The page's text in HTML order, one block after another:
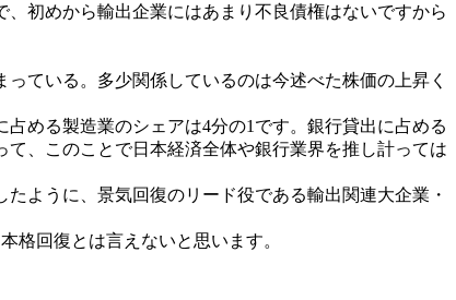
初めから輸出企業にはあまり不良債権はないですから
ている。多少関係しているのは今述べた株価の上昇く
める製造業のシェアは4分の1です。銀行貸出に占める
、このことで日本経済全体や銀行業界を推し計っては
ように、景気回復のリード役である輸出関連大企業・
格回復とは言えないと思います。